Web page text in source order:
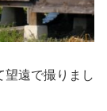
望遠で撮りまし